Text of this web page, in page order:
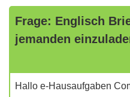
Frage: Englisch
jemanden
Hallo e-Hausaufgaben